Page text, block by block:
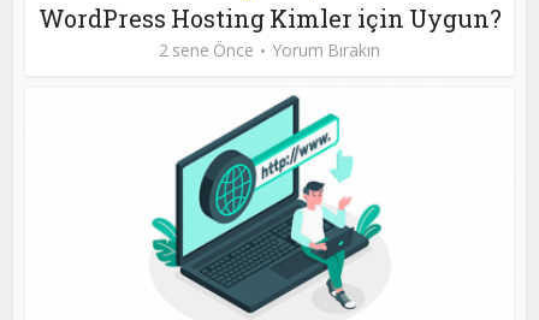
WordPress Hosting Kimler için Uygun?
2 sene Önce Yorum Bırakın